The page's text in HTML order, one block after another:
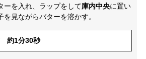
ーを入れ、ラップをして庫内中央に置い
を見ながらバターを溶かす。
約1分30秒